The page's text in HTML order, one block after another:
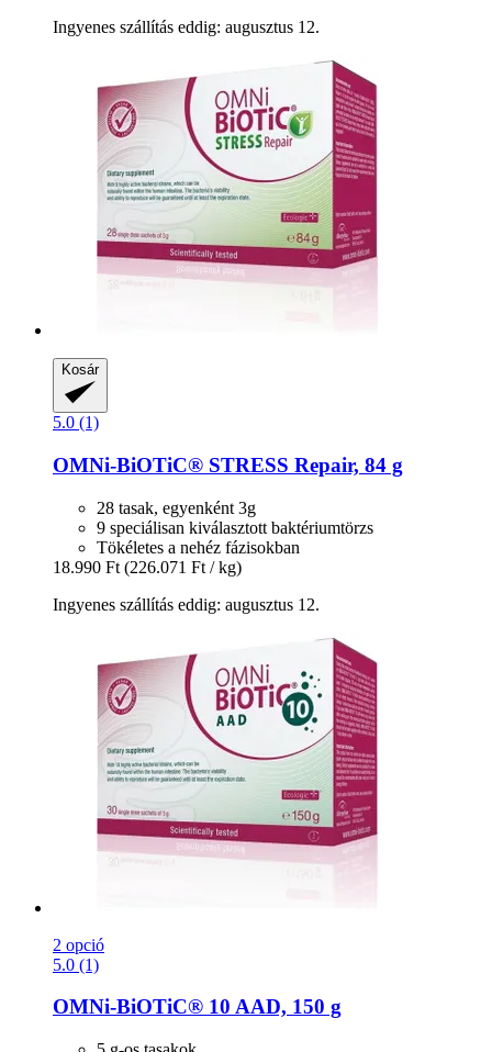
Ingyenes szállítás eddig: augusztus 12.
Kosár
5.0 (1)
OMNi-BiOTiC® STRESS Repair, 84 g
28 tasak, egyenként 3g
9 speciálisan kiválasztott baktériumtörzs
Tökéletes a nehéz fázisokban
18.990 Ft (226.071 Ft / kg)
Ingyenes szállítás eddig: augusztus 12.
2 opció
5.0 (1)
OMNi-BiOTiC® 10 AAD, 150 g